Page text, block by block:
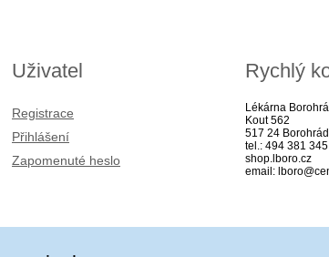
Uživatel
Registrace
Přihlášení
Zapomenuté heslo
Rychlý
Lékárna
Kout 562
517 24
tel.: 494 381 345
shop.lboro.cz
email: